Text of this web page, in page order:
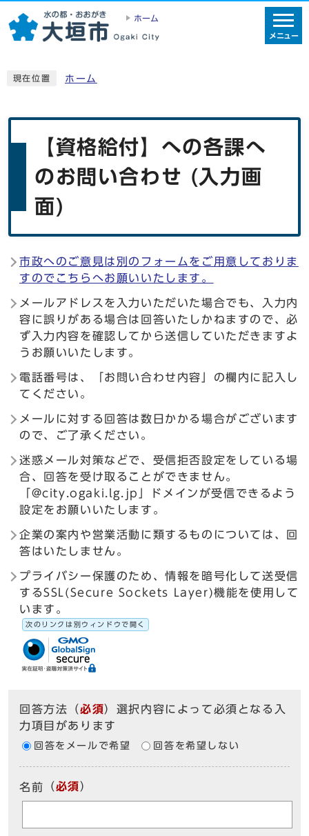
ホーム
メニュー
現在位置 ホーム
【資格給付】への各課へ
のお問い合わせ (入力画
面)
市政へのご意見は別のフォームをご用意しておりま
すのでこちらへお願いいたします。
メールアドレスを入力いただいた場合でも、入力内
容に誤りがある場合は回答いたしかねますので、必
ず入力内容を確認してから送信していただきますよ
うお願いいたします。
電話番号は、「お問い合わせ内容」の欄内に記入し
てください。
メールに対する回答は数日かかる場合がございます
ので、ご了承ください。
迷惑メール対策などで、受信拒否設定をしている場
合、回答を受け取ることができません。
「@city.ogaki.lg.jp」ドメインが受信できるよう
設定をお願いいたします。
企業の案内や営業活動に類するものについては、回
答はいたしません。
プライバシー保護のため、情報を暗号化して送受信
するSSL(Secure Sockets Layer)機能を使用して
います。
次のリンクは別ウィンドウで開く
回答方法 （必須）選択内容によって必須となる入
力項目があります
回答をメールで希望 回答を希望しない
名前 （必須）